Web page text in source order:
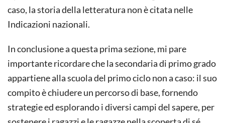
caso, la storia della letteratura non è citata nelle
Indicazioni nazionali.
In conclusione a questa prima sezione, mi pare
importante ricordare che la secondaria di primo grado
appartiene alla scuola del primo ciclo non a caso: il suo
compito è chiudere un percorso di base, fornendo
strategie ed esplorando i diversi campi del sapere, per